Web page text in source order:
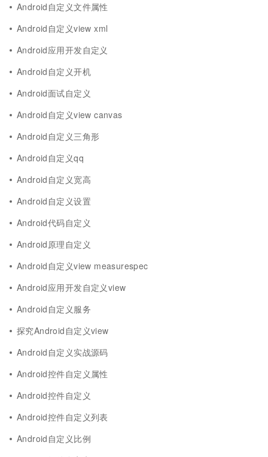
Android自定义文件属性
Android自定义view xml
Android应用开发自定义
Android自定义开机
Android面试自定义
Android自定义view canvas
Android自定义三角形
Android自定义qq
Android自定义宽高
Android自定义设置
Android代码自定义
Android原理自定义
Android自定义view measurespec
Android应用开发自定义view
Android自定义服务
探究Android自定义view
Android自定义实战源码
Android控件自定义属性
Android控件自定义
Android控件自定义列表
Android自定义比例